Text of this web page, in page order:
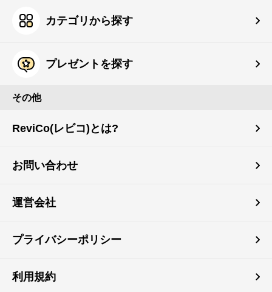
カテゴリから探す
プレゼントを探す
その他
ReviCo(レビコ)とは?
お問い合わせ
運営会社
プライバシーポリシー
利用規約